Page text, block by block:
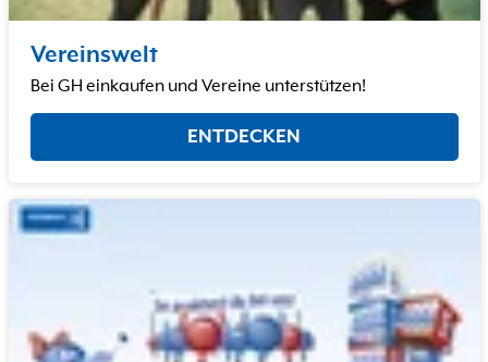
Vereinswelt
Bei GH einkaufen und Vereine unterstützen!
ENTDECKEN